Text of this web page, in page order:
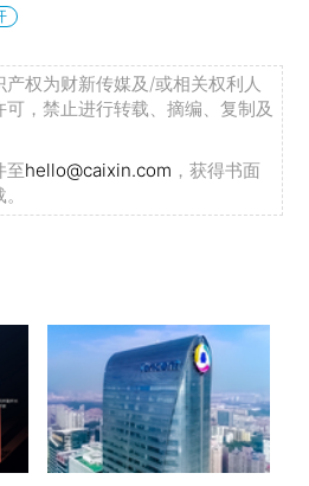
权为财新传媒及/或相关权利人
，禁止进行转载、摘编、复制及
至hello@caixin.com ，获得书面